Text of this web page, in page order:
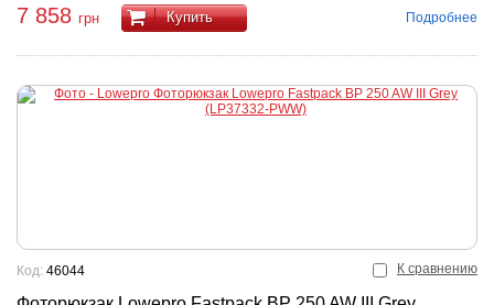
7 858 грн Купить Подробнее
К сравнению
Код: 46044